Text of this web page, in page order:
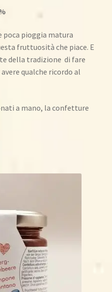
poca pioggia matura
fruttuosità che piace. E
della tradizione di fare
qualche ricordo al
a mano, la confetture